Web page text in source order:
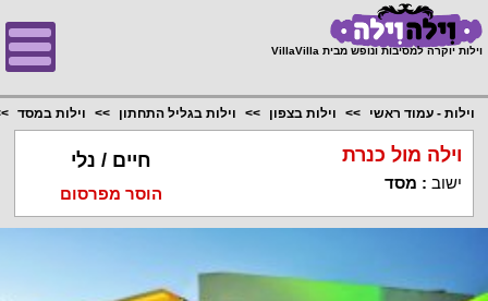
וילות יוקרה למסיבות ונופש מבית VillaVilla
וילות - עמוד ראשי וילות בצפון וילות בגליל התחתון וילות במסד
וילה מול כנרת
ישוב : מסד
חיים / נלי
הוסר מפרסום